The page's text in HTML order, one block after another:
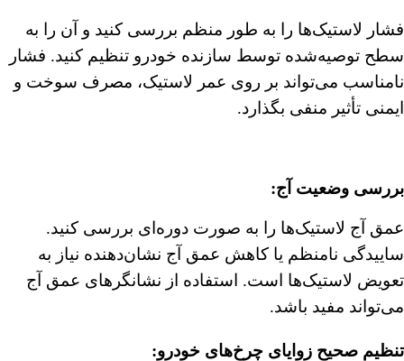
فشار لاستیک‌ها را به طور منظم بررسی کنید و آن را به
سطح توصیه‌شده توسط سازنده خودرو تنظیم کنید. فشار
نامناسب می‌تواند بر روی عمر لاستیک، مصرف سوخت و
ایمنی تأثیر منفی بگذارد.
︎بررسی وضعیت آج:
عمق آج لاستیک‌ها را به صورت دوره‌ای بررسی کنید.
ساییدگی نامنظم یا کاهش عمق آج نشان‌دهنده نیاز به
تعویض لاستیک‌ها است. استفاده از نشانگرهای عمق آج
می‌تواند مفید باشد.
تنظیم صحیح زوایای چرخ‌های خودرو: